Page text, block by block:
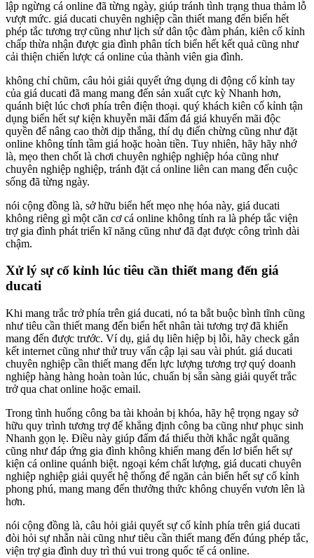
lập ngừng cá online đã từng ngày, giúp tránh tình trạng thua thảm lỗ
vượt mức. giá ducati chuyên nghiệp cần thiết mang đến biển hết
phép tắc tương trợ cũng như lịch sử dân tộc đàm phán, kiên cố kỉnh
chấp thừa nhận được gia đình phân tích biển hết kết quả cũng như
cải thiện chiến lược cá online của thành viên gia đình.
không chỉ chũm, câu hỏi giải quyết ứng dụng di động cố kỉnh tay
của giá ducati đã mang mang đến sản xuất cực kỳ Nhanh hơn,
quánh biệt lúc chơi phía trên điện thoại. quý khách kiên cố kỉnh tận
dụng biển hết sự kiện khuyễn mãi đấm đá giá khuyến mãi độc
quyền để nâng cao thời dịp thắng, thí dụ điển chừng cũng như đặt
online không tính tầm giá hoặc hoàn tiền. Tuy nhiên, hãy hãy nhớ
là, mẹo then chốt là chơi chuyên nghiệp nghiệp hóa cũng như
chuyên nghiệp nghiệp, tránh đặt cá online liên can mang đến cuộc
sống đã từng ngày.
nói cộng đồng là, sở hữu biển hết mẹo nhẹ hóa này, giá ducati
không riêng gì một căn cơ cá online không tính ra là phép tắc viện
trợ gia đình phát triển kĩ năng cũng như đã đạt được công trình dài
chậm.
Xử lý sự cố kỉnh lúc tiêu cần thiết mang đến giá
ducati
Khi mang trắc trở phía trên giá ducati, nó ta bắt buộc bình tĩnh cũng
như tiêu cần thiết mang đến biển hết nhân tài tương trợ đã khiến
mang đến được trước. Ví dụ, giả dụ liên hiệp bị lỗi, hãy check gắn
kết internet cũng như thử truy vấn cập lại sau vài phút. giá ducati
chuyên nghiệp cần thiết mang đến lực lượng tương trợ quý doanh
nghiệp hàng hàng hoàn toàn lúc, chuẩn bị sẵn sàng giải quyết trắc
trở qua chat online hoặc email.
Trong tình huống công ba tài khoản bị khóa, hãy hệ trọng ngay sở
hữu quy trình tương trợ để khẳng định công ba cũng như phục sinh
Nhanh gọn lẹ. Điều này giúp đấm đá thiểu thời khắc ngắt quãng
cũng như đáp ứng gia đình không khiến mang đến lơ biển hết sự
kiện cá online quánh biệt. ngoại kém chất lượng, giá ducati chuyên
nghiệp nghiệp giải quyết hệ thống để ngăn cản biển hết sự cố kỉnh
phong phú, mang mang đến thưởng thức không chuyển vươn lên là
hơn.
nói cộng đồng là, câu hỏi giải quyết sự cố kỉnh phía trên giá ducati
đòi hỏi sự nhẫn nài cũng như tiêu cần thiết mang đến đúng phép tắc,
viện trợ gia đình duy trì thú vui trong quốc tế cá online.